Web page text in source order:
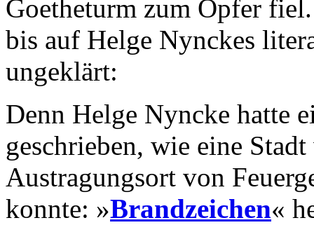
Goetheturm zum Opfer
bis auf Helge Nynckes
ungeklärt:
Denn Helge Nyncke hatte
geschrieben, wie eine
Austragungsort von
konnte: »Brandzeichen«